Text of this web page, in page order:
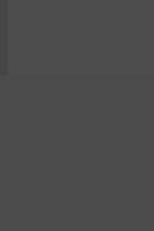
Mercado